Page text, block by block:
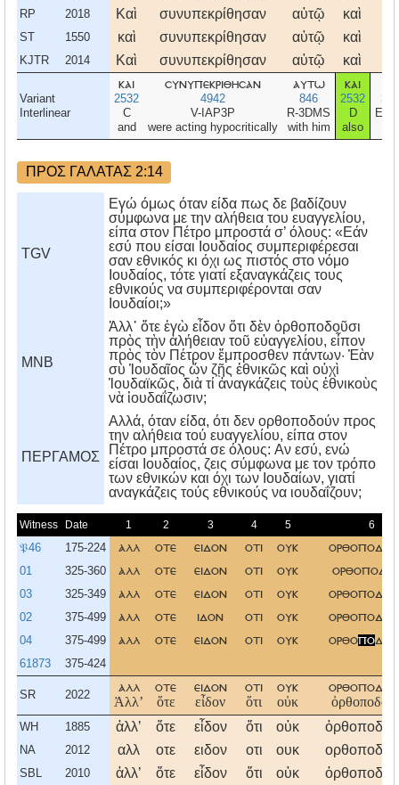
RP 2018 Καὶ συνυπεκρίθησαν αὐτῷ καὶ
ST 1550 καὶ συνυπεκρίθησαν αὐτῷ καὶ
KJTR 2014 Καὶ συνυπεκρίθησαν αὐτῷ καὶ
Variant
Interlinear
και
2532
C
and
συνυπεκριθησαν
4942
V-IAP3P
were acting hypocritically
αυτω
846
R-3DMS
with him
και
2532
D
also
E-
ΠΡΟΣ ΓΑΛΑΤΑΣ 2:14
TGV
Εγώ όμως όταν είδα πως δε βαδίζουν
σύμφωνα με την αλήθεια του ευαγγελίου,
είπα στον Πέτρο μπροστά σ’ όλους: «Εάν
εσύ που είσαι Ιουδαίος συμπεριφέρεσαι
σαν εθνικός κι όχι ως πιστός στο νόμο
Ιουδαίος, τότε γιατί εξαναγκάζεις τους
εθνικούς να συμπεριφέρονται σαν
Ιουδαίοι;»
MNB
Ἀλλ᾿ ὅτε ἐγὼ εἶδον ὅτι δὲν ὀρθοποδοῦσι
πρὸς τὴν ἀλήθειαν τοῦ εὐαγγελίου, εἶπον
πρὸς τὸν Πέτρον ἔμπροσθεν πάντων· Ἐὰν
σὺ Ἰουδαῖος ὤν ζῇς ἐθνικῶς καὶ οὐχὶ
Ἰουδαϊκῶς, διὰ τί ἀναγκάζεις τοὺς ἐθνικοὺς
νὰ ἰουδαΐζωσιν;
ΠΕΡΓΑΜΟΣ
Aλλά, όταν είδα, ότι δεν ορθοποδούν προς
την αλήθεια τού ευαγγελίου, είπα στον
Πέτρο μπροστά σε όλους: Aν εσύ, ενώ
είσαι Iουδαίος, ζεις σύμφωνα με τον τρόπο
των εθνικών και όχι των Iουδαίων, γιατί
αναγκάζεις τούς εθνικούς να ιουδαΐζουν;
Witness Date 1 2 3 4 5 6
𝔓46 175-224 αλλ οτε ειδον οτι ουκ
01 325-360 αλλ οτε ειδον οτι ουκ
03 325-349 αλλ οτε ειδον οτι ουκ
02 375-499 αλλ οτε ιδον οτι ουκ
04 375-499 αλλ οτε ειδον οτι ουκ ορθοπο
61873 375-424
SR 2022
αλλ
Ἀλλʼ
οτε
ὅτε
ειδον
εἶδον
οτι
ὅτι
ουκ
οὐκ
WH 1885 ἀλλʼ ὅτε εἶδον ὅτι οὐκ
NA 2012 αλλ οτε ειδον οτι ουκ
SBL 2010 ἀλλʼ ὅτε εἶδον ὅτι οὐκ